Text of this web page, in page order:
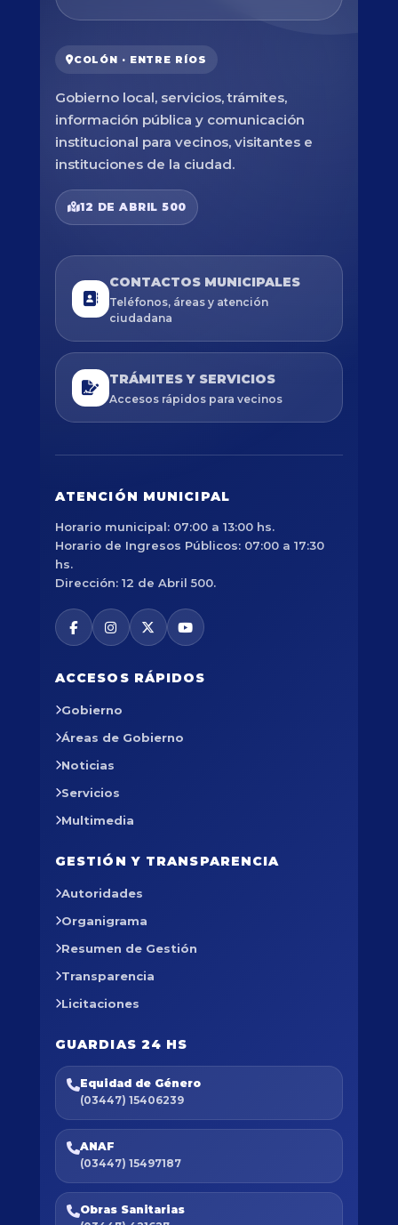
COLÓN · ENTRE RÍOS
Gobierno local, servicios, trámites,
información pública y comunicación
institucional para vecinos, visitantes e
instituciones de la ciudad.
12 DE ABRIL 500
CONTACTOS MUNICIPALES
Teléfonos, áreas y atención
ciudadana
TRÁMITES Y SERVICIOS
Accesos rápidos para vecinos
ATENCIÓN MUNICIPAL
Horario municipal: 07:00 a 13:00 hs.
Horario de Ingresos Públicos: 07:00 a 17:30
hs.
Dirección: 12 de Abril 500.
ACCESOS RÁPIDOS
Gobierno
Áreas de Gobierno
Noticias
Servicios
Multimedia
GESTIÓN Y TRANSPARENCIA
Autoridades
Organigrama
Resumen de Gestión
Transparencia
Licitaciones
GUARDIAS 24 HS
Equidad de Género
(03447) 15406239
ANAF
(03447) 15497187
Obras Sanitarias